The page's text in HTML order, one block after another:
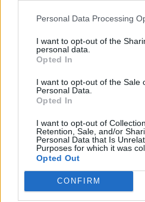
Personal Data Processing
I want to opt-out of the
personal data.
Opted In
I want to opt-out of the Sale
Personal Data.
Opted In
I want to opt-out of
Retention, Sale, and/or
Personal Data that Is
Purposes for which it was
Opted Out
CONFIRM
Nino Lucarelli)»
Chanson sans vidéo
Chanson
Paroles + Traduction